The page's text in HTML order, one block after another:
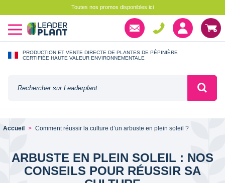
Toutes nos promos disponibles ici
PRODUCTION ET VENTE DIRECTE DE PLANTES DE PÉPINIÈRE
CERTIFIÉE HAUTE VALEUR ENVIRONNEMENTALE
Accueil Comment réussir la culture d’un arbuste en plein soleil ?
ARBUSTE EN PLEIN SOLEIL : NOS
CONSEILS POUR RÉUSSIR SA